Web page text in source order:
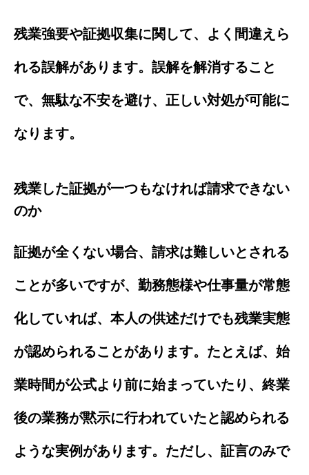
残業強要や証拠収集に関して、よく間違えら
れる誤解があります。誤解を解消すること
で、無駄な不安を避け、正しい対処が可能に
なります。
残業した証拠が一つもなければ請求できない
のか
証拠が全くない場合、請求は難しいとされる
ことが多いですが、勤務態様や仕事量が常態
化していれば、本人の供述だけでも残業実態
が認められることがあります。たとえば、始
業時間が公式より前に始まっていたり、終業
後の業務が黙示に行われていたと認められる
ような実例があります。ただし、証言のみで